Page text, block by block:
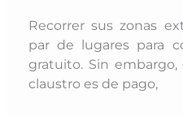
Recorrer sus zonas
par de lugares para
gratuito. Sin
claustro es de pago,